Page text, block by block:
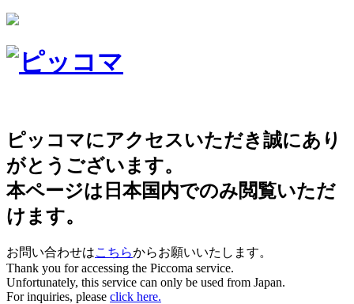
ピッコマにアクセスいただき誠にあり
がとうございます。
本ページは日本国内でのみ閲覧いただ
けます。
お問い合わせはこちらからお願いいたします。
Thank you for accessing the Piccoma service.
Unfortunately, this service can only be used from Japan.
For inquiries, please click here.